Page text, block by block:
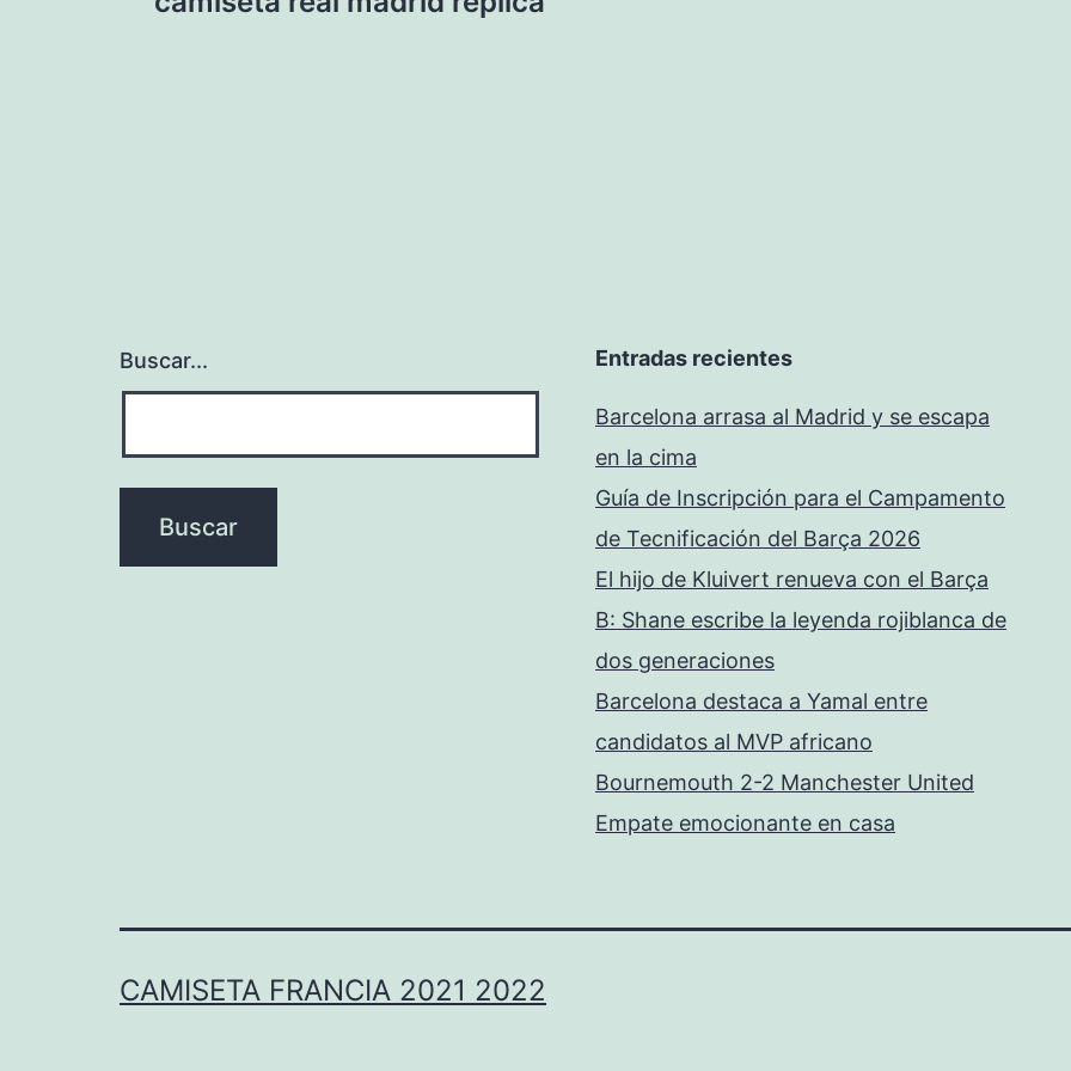
Buscar... Entradas recientes
Barcelona arrasa al Madrid y se escapa
en la cima
Guía de Inscripción para el Campamento
de Tecnificación del Barça 2026
El hijo de Kluivert renueva con el Barça
B: Shane escribe la leyenda rojiblanca de
dos generaciones
Barcelona destaca a Yamal entre
candidatos al MVP africano
Bournemouth 2-2 Manchester United
Empate emocionante en casa
CAMISETA FRANCIA 2021 2022